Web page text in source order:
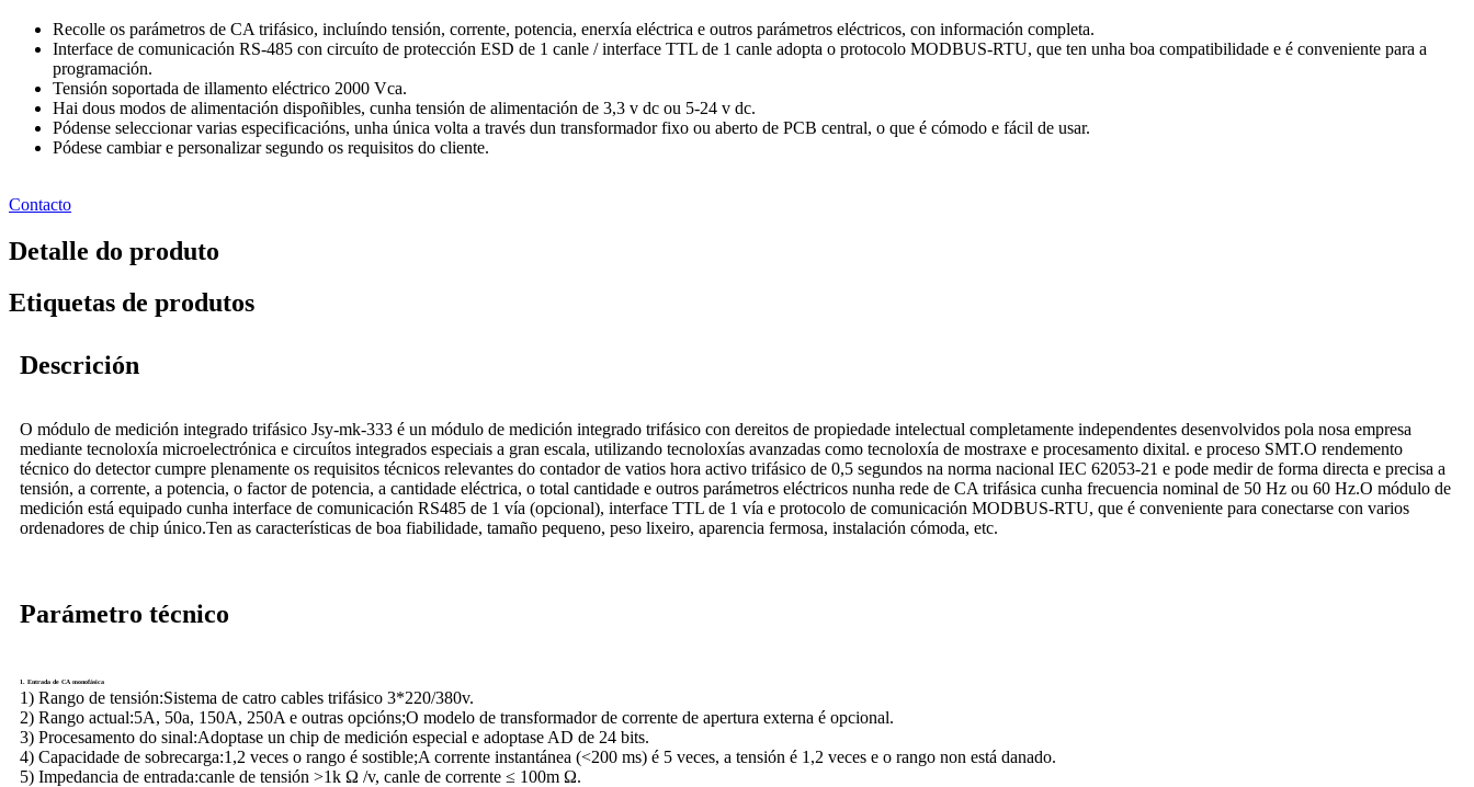
Recolle os parámetros de CA trifásico, incluíndo tensión, corrente, potencia, enerxía eléctrica e outros parámetros eléctricos, con información completa.
Interface de comunicación RS-485 con circuíto de protección ESD de 1 canle / interface TTL de 1 canle adopta o protocolo MODBUS-RTU, que ten unha boa compatibilidade e é conveniente para a
programación.
Tensión soportada de illamento eléctrico 2000 Vca.
Hai dous modos de alimentación dispoñibles, cunha tensión de alimentación de 3,3 v dc ou 5-24 v dc.
Pódense seleccionar varias especificacións, unha única volta a través dun transformador fixo ou aberto de PCB central, o que é cómodo e fácil de usar.
Pódese cambiar e personalizar segundo os requisitos do cliente.
Contacto
Detalle do produto
Etiquetas de produtos
Descrición
O módulo de medición integrado trifásico Jsy-mk-333 é un módulo de medición integrado trifásico con dereitos de propiedade intelectual completamente independentes desenvolvidos pola nosa empresa
mediante tecnoloxía microelectrónica e circuítos integrados especiais a gran escala, utilizando tecnoloxías avanzadas como tecnoloxía de mostraxe e procesamento dixital. e proceso SMT.O rendemento
técnico do detector cumpre plenamente os requisitos técnicos relevantes do contador de vatios hora activo trifásico de 0,5 segundos na norma nacional IEC 62053-21 e pode medir de forma directa e precisa a
tensión, a corrente, a potencia, o factor de potencia, a cantidade eléctrica, o total cantidade e outros parámetros eléctricos nunha rede de CA trifásica cunha frecuencia nominal de 50 Hz ou 60 Hz.O módulo de
medición está equipado cunha interface de comunicación RS485 de 1 vía (opcional), interface TTL de 1 vía e protocolo de comunicación MODBUS-RTU, que é conveniente para conectarse con varios
ordenadores de chip único.Ten as características de boa fiabilidade, tamaño pequeno, peso lixeiro, aparencia fermosa, instalación cómoda, etc.
Parámetro técnico
1. Entrada de CA monofásica
1) Rango de tensión:Sistema de catro cables trifásico 3*220/380v.
2) Rango actual:5A, 50a, 150A, 250A e outras opcións;O modelo de transformador de corrente de apertura externa é opcional.
3) Procesamento do sinal:Adoptase un chip de medición especial e adoptase AD de 24 bits.
4) Capacidade de sobrecarga:1,2 veces o rango é sostible;A corrente instantánea (<200 ms) é 5 veces, a tensión é 1,2 veces e o rango non está danado.
5) Impedancia de entrada:canle de tensión >1k Ω /v, canle de corrente ≤ 100m Ω.